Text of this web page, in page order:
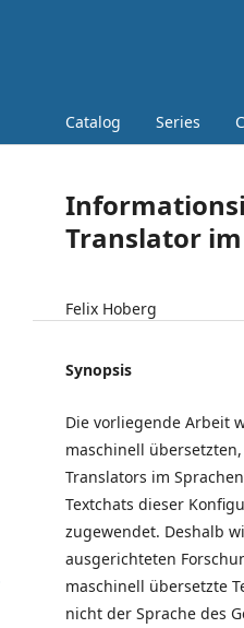
Catalog Series
Translator
Felix Hoberg
Synopsis
Die vorliegende Arbeit
maschinell
Translators im
Textchats dieser
zugewendet. Deshalb
ausgerichteten
maschinell übersetzte
nicht der Sprache des